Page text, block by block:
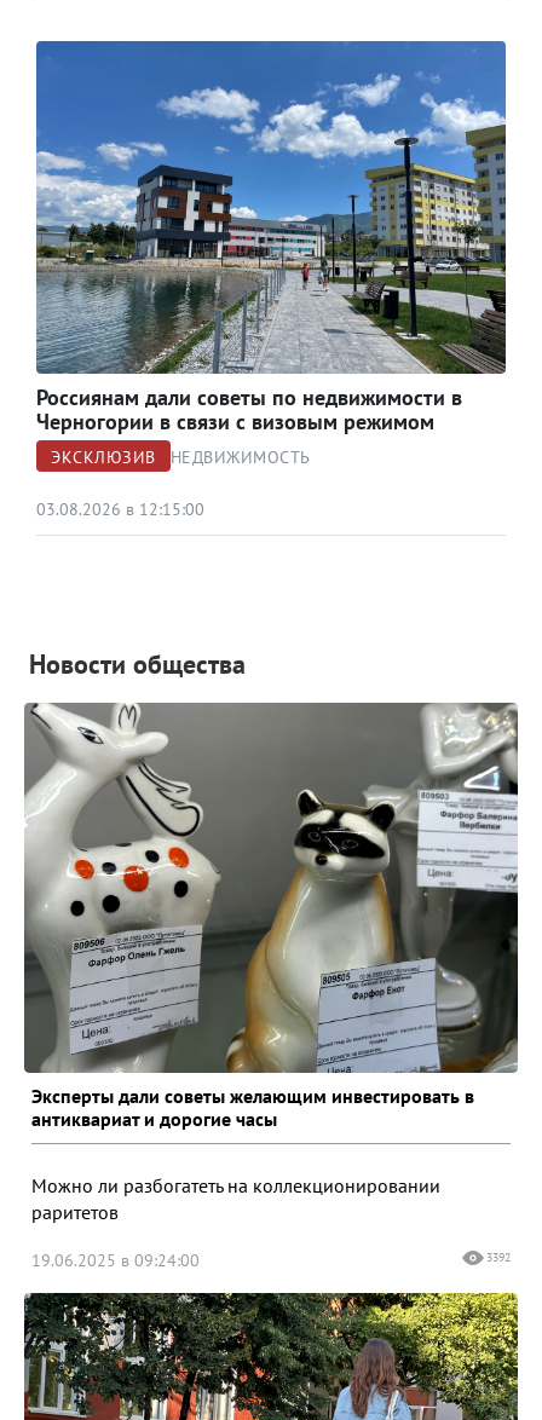
Россиянам дали советы по недвижимости в
Черногории в связи с визовым режимом
ЭКСКЛЮЗИВ НЕДВИЖИМОСТЬ
03.08.2026 в 12:15:00
Новости общества
Эксперты дали советы желающим инвестировать в
антиквариат и дорогие часы
Можно ли разбогатеть на коллекционировании
раритетов
19.06.2025 в 09:24:00 3392